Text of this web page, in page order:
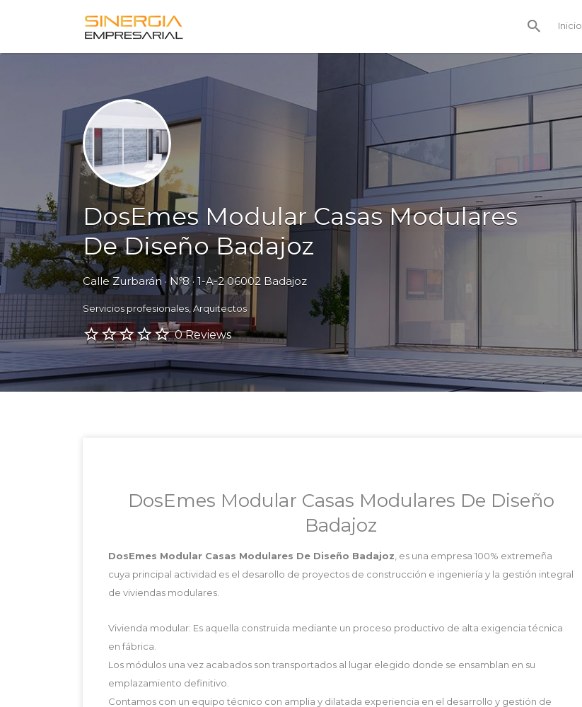
Inicio
Buscar
por:
DosEmes Modular Casas Modulares
De Diseño Badajoz
Calle Zurbarán · Nº8 · 1-A-2 06002 Badajoz
Servicios profesionales Arquitectos
0 Reviews
DosEmes Modular Casas Modulares De Diseño
Badajoz
DosEmes Modular Casas Modulares De Diseño Badajoz , es una empresa 100% extremeña
cuya principal actividad es el desarollo de proyectos de construcción e ingeniería y la gestión integral
de viviendas modulares.
Vivienda modular: Es aquella construida mediante un proceso productivo de alta exigencia técnica
en fábrica.
Los módulos una vez acabados son transportados al lugar elegido donde se ensamblan en su
emplazamiento definitivo.
Contamos con un equipo técnico con amplia y dilatada experiencia en el desarrollo y gestión de